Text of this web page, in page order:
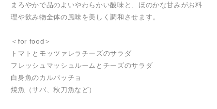
まろやかで品のよいやわらかい酸味と、ほのかな甘みがお料
理や飲み物全体の風味を美しく調和させます。
＜for food＞
トマトとモッツァレラチーズのサラダ
フレッシュマッシュルームとチーズのサラダ
白身魚のカルパッチョ
焼魚（サバ、秋刀魚など）